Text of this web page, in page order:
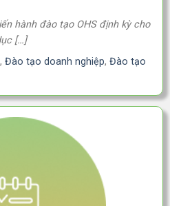
hành đào tạo OHS định kỳ cho
[…]
, Đào tạo doanh nghiệp, Đào tạo